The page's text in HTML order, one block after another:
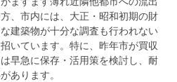
、市内には、大正・昭和初期の財
建築物が十分な調査も行われない
いています。特に、昨年市が買収
早急に保存・活用策を検討し、耐
あります。